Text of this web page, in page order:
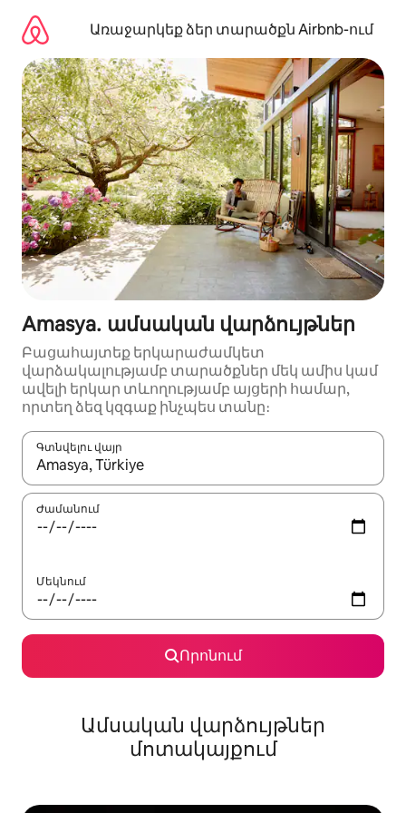
բովանդակությանըԱռաջարկեք ձեր տարածքն Airbnb-ում
Amasya․ ամսական վարձույթներ
Բացահայտեք երկարաժամկետ
վարձակալությամբ տարածքներ մեկ ամիս կամ
ավելի երկար տևողությամբ այցերի համար,
որտեղ ձեզ կզգաք ինչպես տանը։
Գտնվելու վայր
Երբ արդյունքները հասանելի լինեն, սլաքների
Ժամանում
Մեկնում
Որոնում
Ամսական վարձույթներ
մոտակայքում